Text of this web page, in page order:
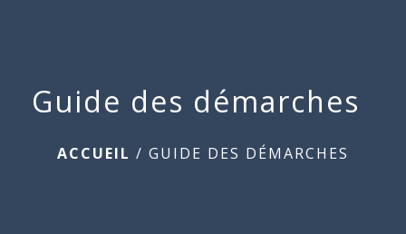
Guide des démarches
ACCUEIL / GUIDE DES DÉMARCHES